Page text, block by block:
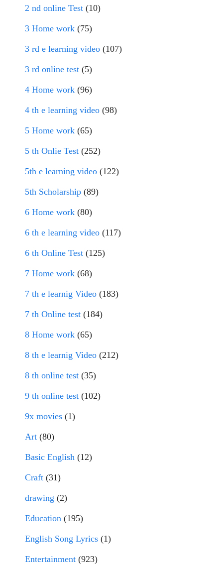
2 nd online Test (10)
3 Home work (75)
3 rd e learning video (107)
3 rd online test (5)
4 Home work (96)
4 th e learning video (98)
5 Home work (65)
5 th Onlie Test (252)
5th e learning video (122)
5th Scholarship (89)
6 Home work (80)
6 th e learning video (117)
6 th Online Test (125)
7 Home work (68)
7 th e learnig Video (183)
7 th Online test (184)
8 Home work (65)
8 th e learnig Video (212)
8 th online test (35)
9 th online test (102)
9x movies (1)
Art (80)
Basic English (12)
Craft (31)
drawing (2)
Education (195)
English Song Lyrics (1)
Entertainment (923)